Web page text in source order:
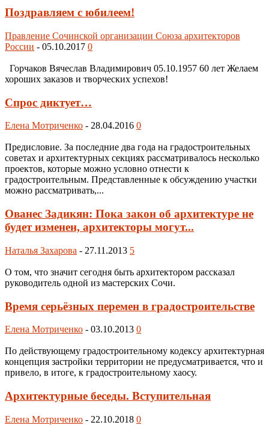
Поздравляем с юбилеем!
Правление Сочинской организации Союза архитекторов
России - 05.10.2017 0
Горчаков Вячеслав Владимирович 05.10.1957 60 лет Желаем
хороших заказов и творческих успехов!
Спрос диктует…
Елена Мотриченко - 28.04.2016 0
Предисловие. За последние два года на градостроительных
советах и архитектурных секциях рассматривалось несколько
проектов, которые можно условно отнести к
градостроительным. Представленные к обсуждению участки
можно рассматривать,...
Ованес Задикян: Пока закон об архитектуре не
будет изменен, архитекторы могут...
Наталья Захарова - 27.11.2013 5
О том, что значит сегодня быть архитектором рассказал
руководитель одной из мастерских Сочи.
Время серьёзных перемен в градостроительстве
Елена Мотриченко - 03.10.2013 0
По действующему градостроительному кодексу архитектурная
концепция застройки территории не предусматривается, что и
привело, в итоге, к градостроительному хаосу.
Архитектурные беседы. Вступительная
Елена Мотриченко - 22.10.2018 0